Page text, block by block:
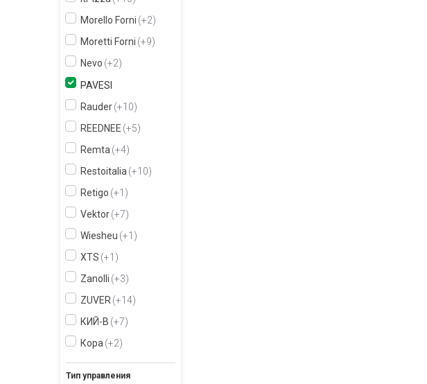
Morello Forni +2
Moretti Forni +9
Nevo +2
PAVESI
Rauder +10
REEDNEE +5
Remta +4
Restoitalia +10
Retigo +1
Vektor +7
Wiesheu +1
XTS +1
Zanolli +3
ZUVER +14
КИЙ-В +7
Кора +2
Тип управления